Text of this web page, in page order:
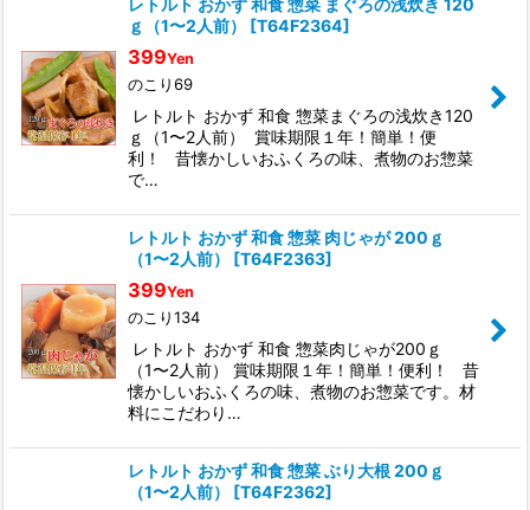
レトルト おかず 和食 惣菜 まぐろの浅炊き 120
ｇ（1〜2人前）
[T64F2364]
399Yen
のこり69
レトルト おかず 和食 惣菜まぐろの浅炊き120
ｇ（1〜2人前） 賞味期限１年！簡単！便
利！ 昔懐かしいおふくろの味、煮物のお惣菜
で…
レトルト おかず 和食 惣菜 肉じゃが 200ｇ
（1〜2人前）
[T64F2363]
399Yen
のこり134
レトルト おかず 和食 惣菜肉じゃが200ｇ
（1〜2人前） 賞味期限１年！簡単！便利！ 昔
懐かしいおふくろの味、煮物のお惣菜です。材
料にこだわり…
レトルト おかず 和食 惣菜 ぶり大根 200ｇ
（1〜2人前）
[T64F2362]